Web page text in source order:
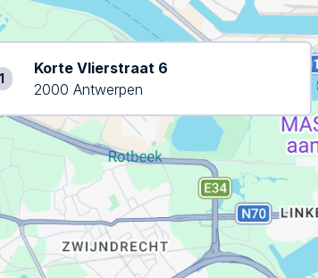
1
Korte Vlierstraat 6
2000 Antwerpen